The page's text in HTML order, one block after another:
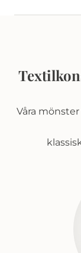
Våra